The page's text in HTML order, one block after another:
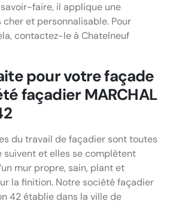
faire, il applique une
et personnalisable. Pour
contactez-le à Chatelneuf
pour votre façade
façadier MARCHAL
du travail de façadier sont toutes
suivent et elles se complètent
mur propre, sain, plant et
la finition. Notre société façadier
42 établie dans la ville de